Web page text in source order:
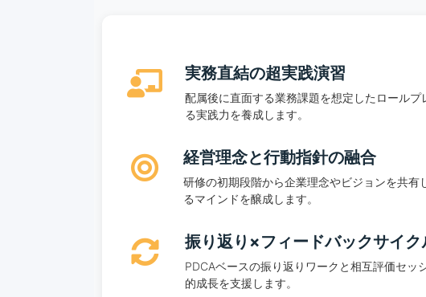
実務直結の超実践演習
配属後に直面する業務課題を想定したロール
る実践力を養成します。
経営理念と行動指針の融合
研修の初期段階から企業理念やビジョンを共
るマインドを醸成します。
振り返り×フィードバックサイク
PDCAベースの振り返りワークと相互評価セ
的成長を支援します。